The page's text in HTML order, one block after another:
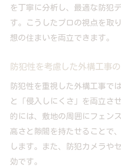
を丁寧に分析し、最適な防犯
す。こうしたプロの視点を取
想の住まいを両立できます。
防犯性を考慮した外構工事
防犯性を重視した外構工事で
と「侵入しにくさ」を両立さ
的には、敷地の周囲にフェン
高さと隙間を持たせることで
します。また、防犯カメラや
効です。